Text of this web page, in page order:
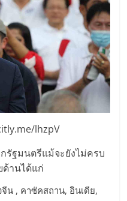
lhzpV
รัฐมนตรีแม้จะยังไม่ครบ
านได้แก่
น , คาซัคสถาน, อินเดีย,